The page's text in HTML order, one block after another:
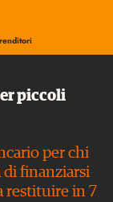
piccoli
per chi
di finanziarsi
restituire in 7